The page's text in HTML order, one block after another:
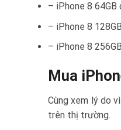
– iPhone 8 64GB
– iPhone 8
– iPhone 8
Mua
Cùng xem lý do
trên thị trường.